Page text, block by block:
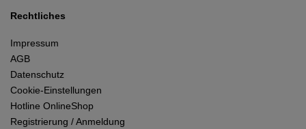
Rechtliches
Impressum
AGB
Datenschutz
Cookie-Einstellungen
Hotline OnlineShop
Registrierung / Anmeldung